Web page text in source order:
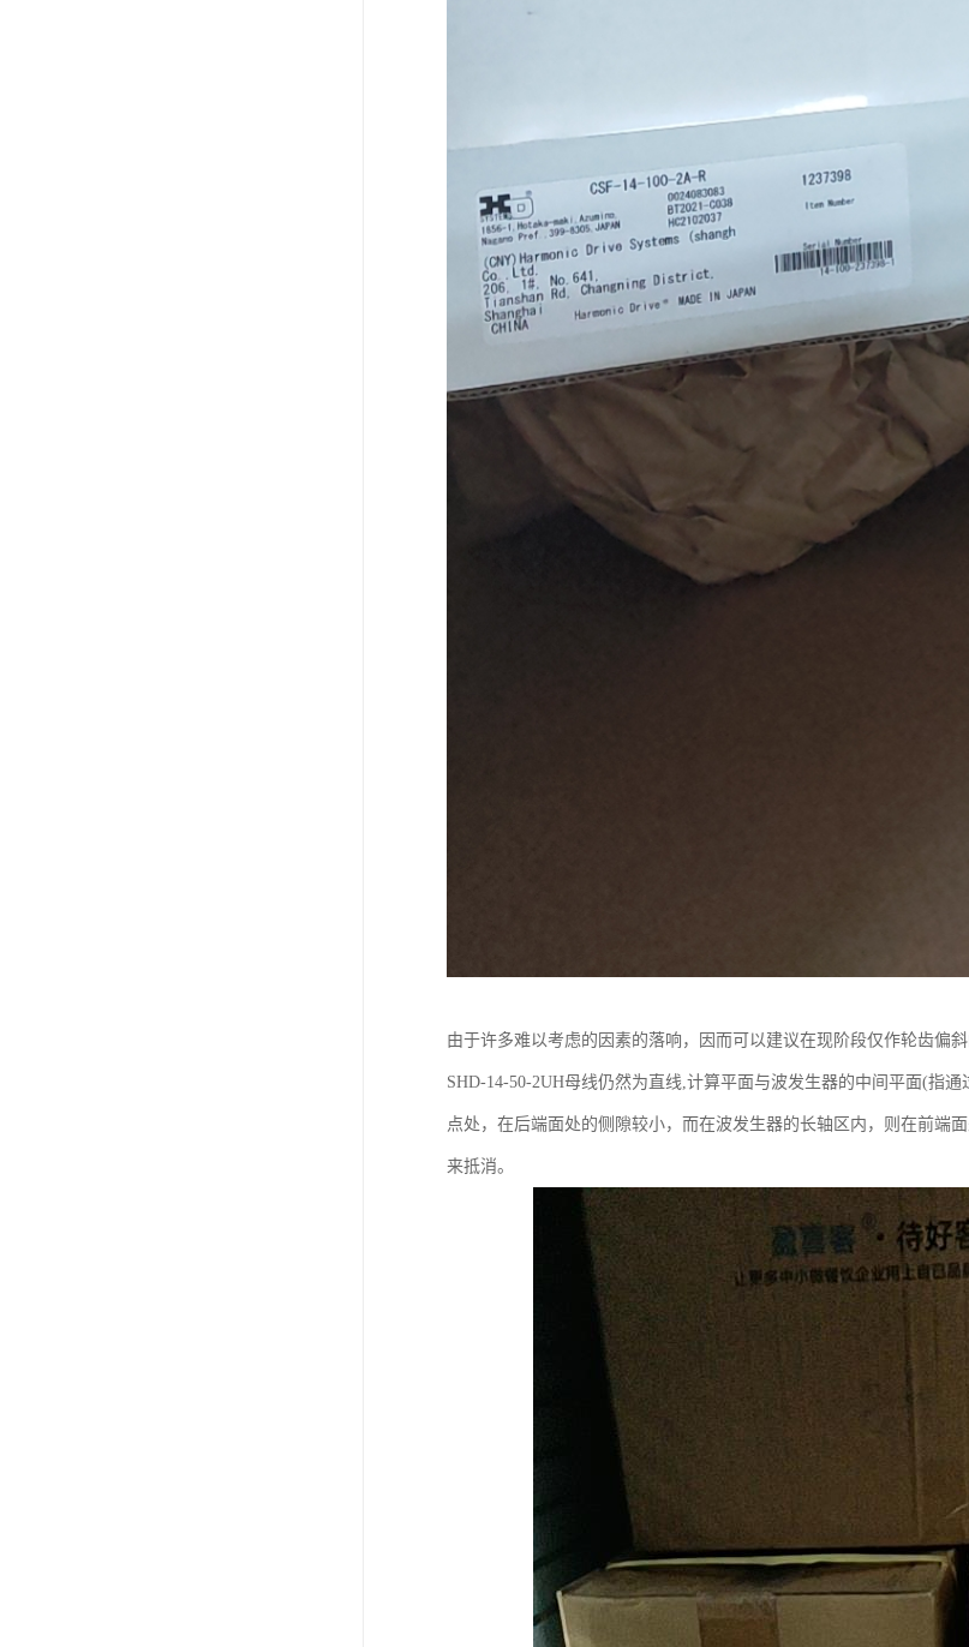
由于许多难以考虑的因素的落响，因而可以建议在现阶段仅作轮齿偏
SHD-14-50-2UH母线仍然为直线,计算平面与波发生器的中间平面(指
点处，在后端面处的侧隙较小，而在波发生器的长轴区内，则在前端
来抵消。